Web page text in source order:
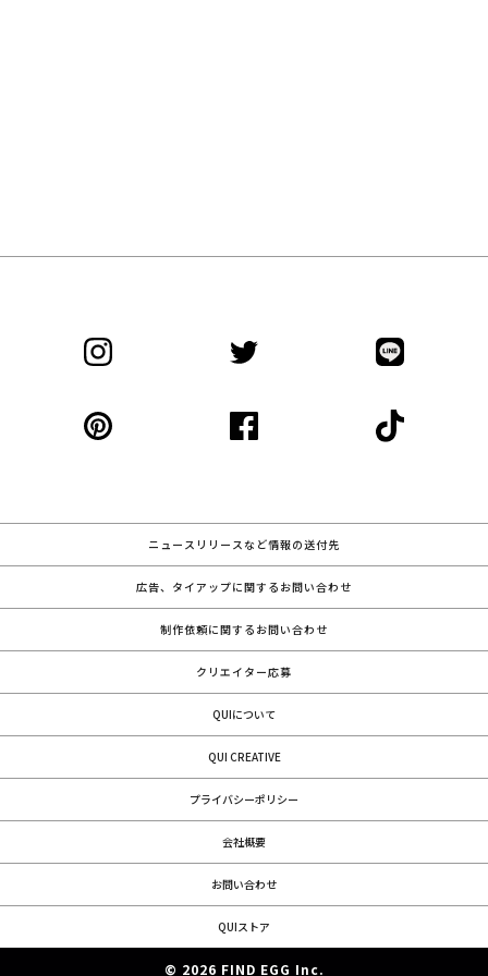
ニュースリリースなど情報の送付先
広告、タイアップに関するお問い合わせ
制作依頼に関するお問い合わせ
クリエイター応募
QUIについて
QUI CREATIVE
プライバシーポリシー
会社概要
お問い合わせ
QUIストア
© 2026 FIND EGG Inc.